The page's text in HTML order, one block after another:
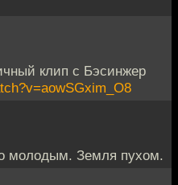
клип с Бэсинжер
молодым. Земля пухом.